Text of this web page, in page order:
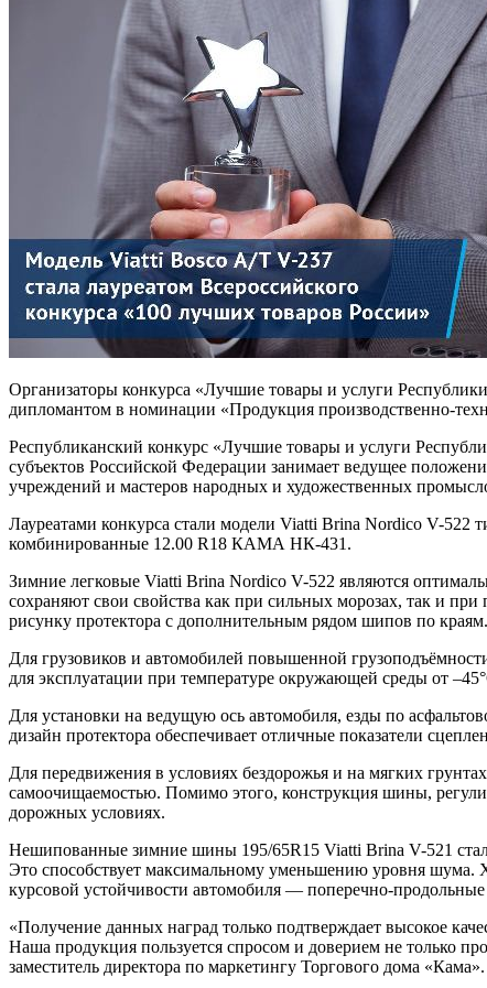
Организаторы конкурса «Лучшие товары и услуги
дипломантом в номинации «Продукция производственно-
Республиканский конкурс «Лучшие товары и услуги
субъектов Российской Федерации занимает ведущее
учреждений и мастеров народных и художественных
Лауреатами конкурса стали модели Viatti Brina Nordico V-
комбинированные 12.00 R18 КАМА НК-431.
Зимние легковые Viatti Brina Nordico V-522 являются
сохраняют свои свойства как при сильных морозах, так и
рисунку протектора с дополнительным рядом шипов по краям.
Для грузовиков и автомобилей повышенной
для эксплуатации при температуре окружающей среды от
Для установки на ведущую ось автомобиля, езды по
дизайн протектора обеспечивает отличные показатели
Для передвижения в условиях бездорожья и на мягких
самоочищаемостью. Помимо этого, конструкция шины,
дорожных условиях.
Нешипованные зимние шины 195/65R15 Viatti Brina V-521
Это способствует максимальному уменьшению уровня
курсовой устойчивости автомобиля — поперечно-
«Получение данных наград только подтверждает высокое
Наша продукция пользуется спросом и доверием не только
заместитель директора по маркетингу Торгового дома «Кама».